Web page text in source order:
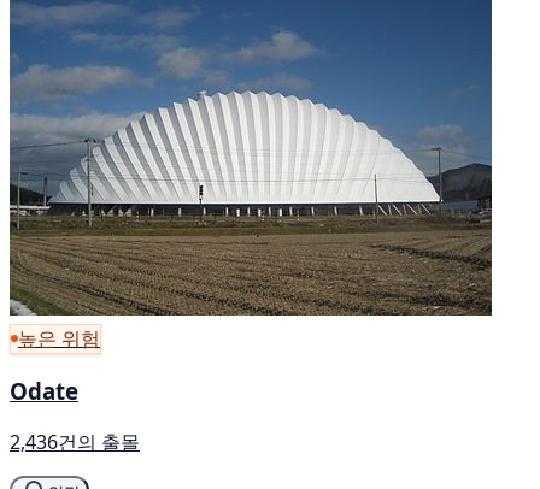
높은 위험
Odate
2,436건의 출몰